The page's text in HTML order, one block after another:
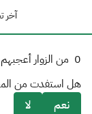
آخر تحديث: 19 يونيو
0 من الزوار
هل استفدت من
نعم
لا